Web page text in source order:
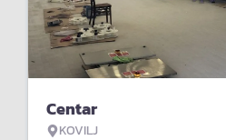
Centar
KOVILJ